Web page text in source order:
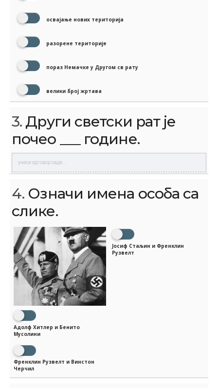
освајање нових територија
разорене територије
пораз Немачке у Другом св рату
велики број жртава
3. Други светски рат је
почео ___ године.
4. Означи имена особа са
слике.
Адолф Хитлер и Бенито
Мусолини
Јосиф Стаљин и Френклин
Рузвелт
Френклин Рузвелт и Винстон
Черчил